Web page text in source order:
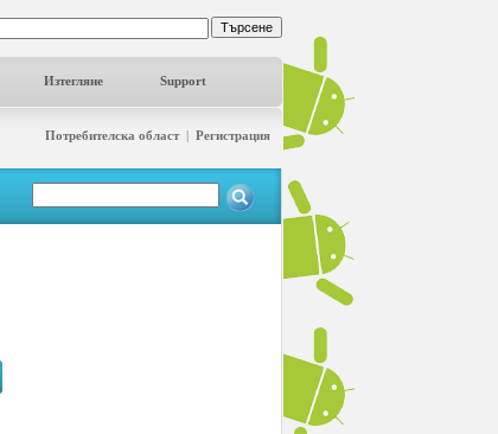
Изтегляне Support
Потребителска област| Регистрация